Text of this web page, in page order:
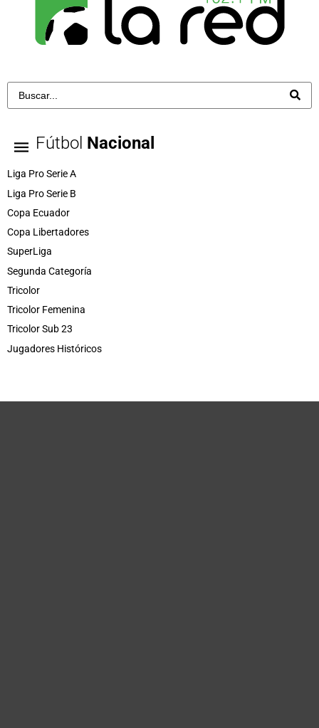
Fútbol Nacional
Liga Pro Serie A
Liga Pro Serie B
Copa Ecuador
Copa Libertadores
SuperLiga
Segunda Categoría
Tricolor
Tricolor Femenina
Tricolor Sub 23
Jugadores Históricos